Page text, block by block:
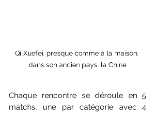
Qi Xuefei, presque comme à la maison,
dans son ancien pays, la Chine
Chaque rencontre se déroule en 5
matchs, une par catégorie avec 4